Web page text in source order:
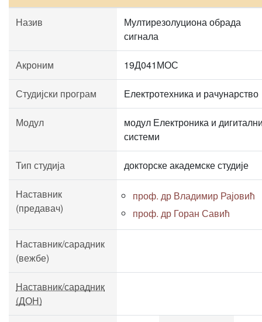
Назив
Мултирезолуциона обрада
сигнала
Акроним 19Д041МОС
Студијски програм Електротехника и рачунарство
Модул
модул Електроника и
системи
Тип студија докторске академске студије
Наставник
(предавач)
проф. др Владимир Рајовић
проф. др Горан Савић
Наставник/сарадник
(вежбе)
Наставник/сарадник
(ДОН)